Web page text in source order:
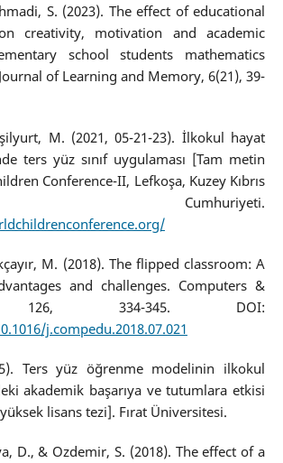
S. (2023). The effect of educational
creativity, motivation and academic
school students mathematics
of Learning and Memory, 6(21), 39-
M. (2021, 05-21-23). İlkokul hayat
ters yüz sınıf uygulaması [Tam metin
Conference-II, Lefkoşa, Kuzey Kıbrıs
M. (2018). The flipped classroom: A
and challenges. Computers &
126, 334-345. DOI:
j.compedu.2018.07.021
Ters yüz öğrenme modelinin ilkokul
akademik başarıya ve tutumlara etkisi
lisans tezi]. Fırat Üniversitesi.
D., & Ozdemir, S. (2018). The effect of a